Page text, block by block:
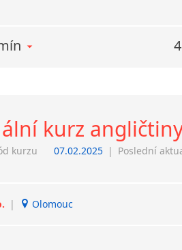
kurz
kurzu 07.02.2025 | Poslední
| Olomouc